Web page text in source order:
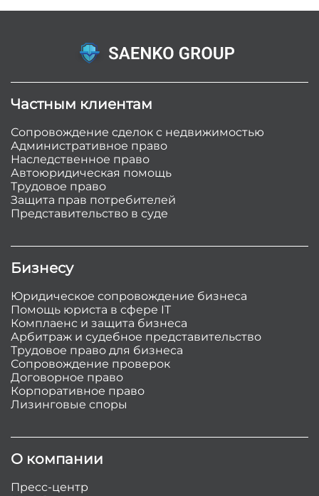
Частным клиентам
Сопровождение сделок с недвижимостью
Административное право
Наследственное право
Автоюридическая помощь
Трудовое право
Защита прав потребителей
Представительство в суде
Бизнесу
Юридическое сопровождение бизнеса
Помощь юриста в сфере IT
Комплаенс и защита бизнеса
Арбитраж и судебное представительство
Трудовое право для бизнеса
Сопровождение проверок
Договорное право
Корпоративное право
Лизинговые споры
О компании
Пресс-центр